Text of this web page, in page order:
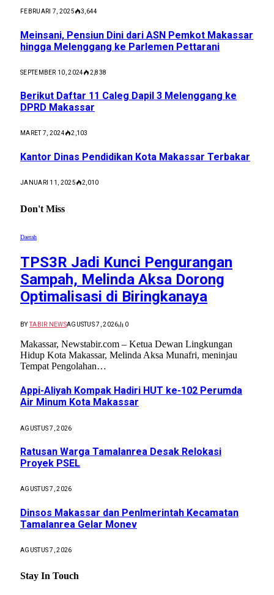
FEBRUARI 7, 2025 3,644
Meinsani, Pensiun Dini dari ASN Pemkot Makassar
hingga Melenggang ke Parlemen Pettarani
SEPTEMBER 10, 2024 2,838
Berikut Daftar 11 Caleg Dapil 3 Melenggang ke
DPRD Makassar
MARET 7, 2024 2,103
Kantor Dinas Pendidikan Kota Makassar Terbakar
JANUARI 11, 2025 2,010
Don't Miss
Daerah
TPS3R Jadi Kunci Pengurangan
Sampah, Melinda Aksa Dorong
Optimalisasi di Biringkanaya
BY TABIR NEWSAGUSTUS 7, 2026 0
Makassar, Newstabir.com – Ketua Dewan Lingkungan
Hidup Kota Makassar, Melinda Aksa Munafri, meninjau
Tempat Pengolahan…
Appi-Aliyah Kompak Hadiri HUT ke-102 Perumda
Air Minum Kota Makassar
AGUSTUS 7, 2026
Ratusan Warga Tamalanrea Desak Relokasi
Proyek PSEL
AGUSTUS 7, 2026
Dinsos Makassar dan Penlmerintah Kecamatan
Tamalanrea Gelar Monev
AGUSTUS 7, 2026
Stay In Touch